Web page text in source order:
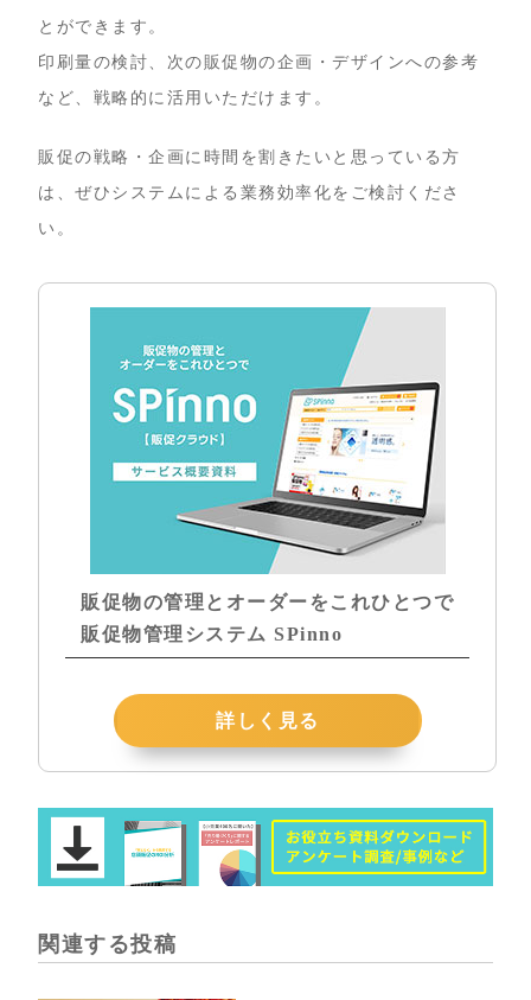
とができます。
印刷量の検討、次の販促物の企画・デザインへの参考
など、戦略的に活用いただけます。
販促の戦略・企画に時間を割きたいと思っている方
は、ぜひシステムによる業務効率化をご検討くださ
い。
販促物の管理とオーダーをこれひとつで
販促物管理システム SPinno
詳しく見る
関連する投稿